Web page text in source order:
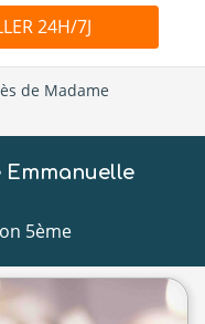
24H/7J
de Madame
Emmanuelle
5ème